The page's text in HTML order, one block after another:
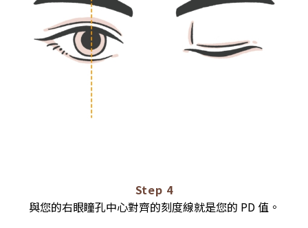
Step 4
與您的右眼瞳孔中心對齊的刻度線就是您的 PD 值。